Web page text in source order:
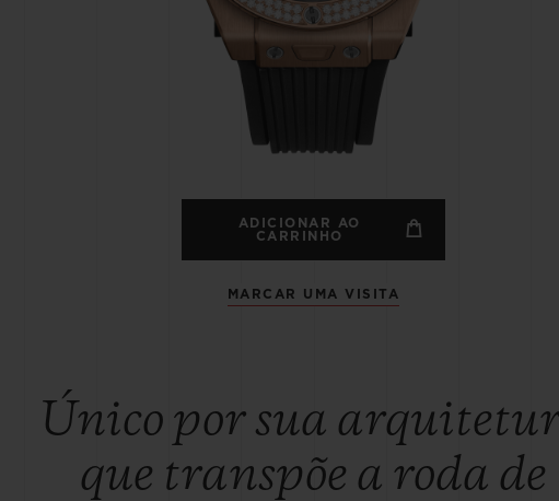
ADICIONAR AO
CARRINHO
MARCAR UMA VISITA
Único por sua
que transpõe a roda de
BIG BANG
PEACH CERAMIC
ENTREGA PROGRAMADA ENTREGA E